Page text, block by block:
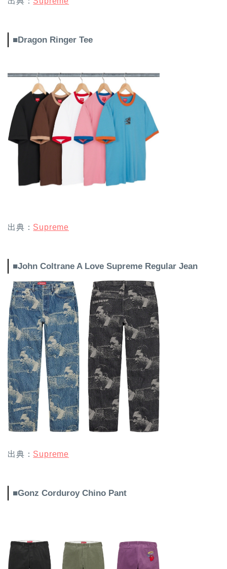
■Dragon Ringer Tee
出典： Supreme
■John Coltrane A Love Supreme Regular Jean
出典： Supreme
■Gonz Corduroy Chino Pant